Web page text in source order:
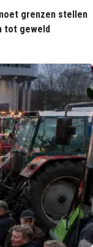
grenzen stellen
tot geweld